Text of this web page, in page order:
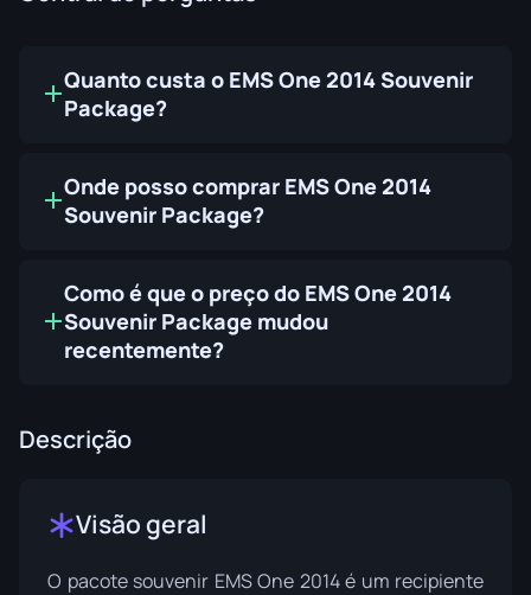
Quanto custa o EMS One 2014 Souvenir
Package?
Onde posso comprar EMS One 2014
Souvenir Package?
Como é que o preço do EMS One 2014
Souvenir Package mudou
recentemente?
Descrição
Visão geral
O pacote souvenir EMS One 2014 é um recipiente